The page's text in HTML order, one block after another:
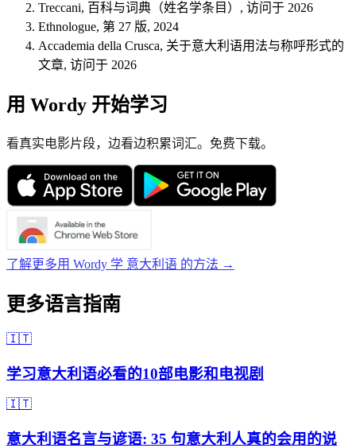
Treccani, 百科与词典（姓名学条目）, 访问于 2026
Ethnologue, 第 27 版, 2024
Accademia della Crusca, 关于意大利语用法与称呼形式的
文章, 访问于 2026
用 Wordy 开始学习
看真实电影片段，边看边积累词汇。免费下载。
了解更多用 Wordy 学 意大利语 的方法 →
更多语言指南
🇮🇹
学习意大利语必看的10部电影和电视剧
🇮🇹
意大利语名言与谚语: 35 句意大利人真的会用的说